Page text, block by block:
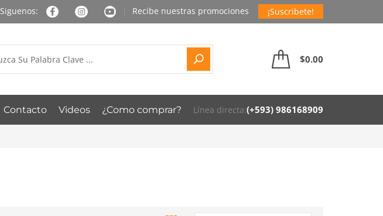
¡Suscribete!
$0.00
Contacto Videos ¿Como comprar? Línea directa:(+593) 986168909